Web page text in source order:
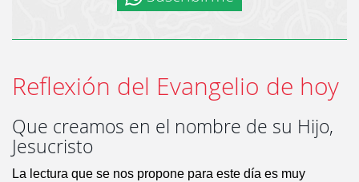
Reflexión del Evangelio de hoy
Que creamos en el nombre de su Hijo,
Jesucristo
La lectura que se nos propone para este día es muy